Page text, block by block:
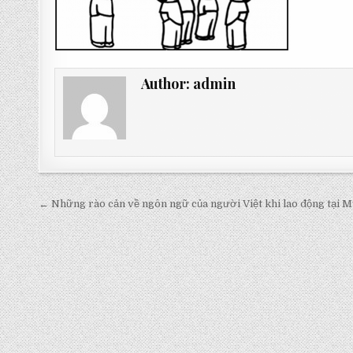
Author: admin
Post
navigation
← Những rào cản về ngôn ngữ của người Việt khi lao động tại